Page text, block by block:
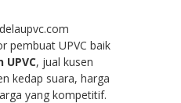
pembuat UPVC baik
UPVC, jual kusen
kedap suara, harga
yang kompetitif.